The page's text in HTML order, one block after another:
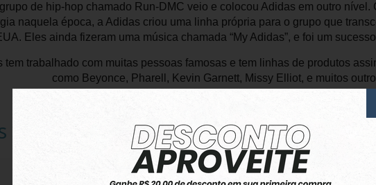
de hip-hop chamado Run-DMC veio e colocou Adidas em outro
naquela época, a Adidas criou uma linha própria para o grupo que
Eles ainda fizeram uma música chamada “My Adidas”, e foi um
tem trabalhado com muitas pessoas famosas e tem linhas de produtos
como Beyonce, Pharell, Kevin Garnett, Missy Elliot, e muitos